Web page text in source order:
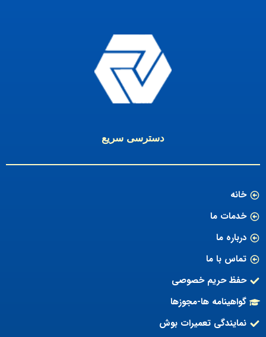
دسترسی سریع
خانه
خدمات ما
درباره ما
تماس با ما
حفظ حریم خصوصی
گواهینامه ها-مجوزها
نمایندگی تعمیرات بوش